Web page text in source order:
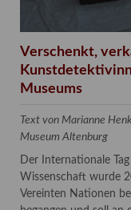
Verschenkt,
Museums
Text von Marianne
Museum Altenburg
Der Internationale
Wissenschaft wurde
Vereinten Nationen